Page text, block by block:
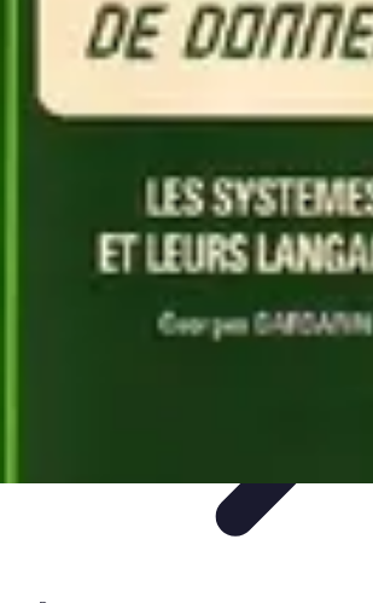
Amour et Cœurs
Relations Amoureuses
Relations amoureuses
TendancesPsychologie de l'Amour